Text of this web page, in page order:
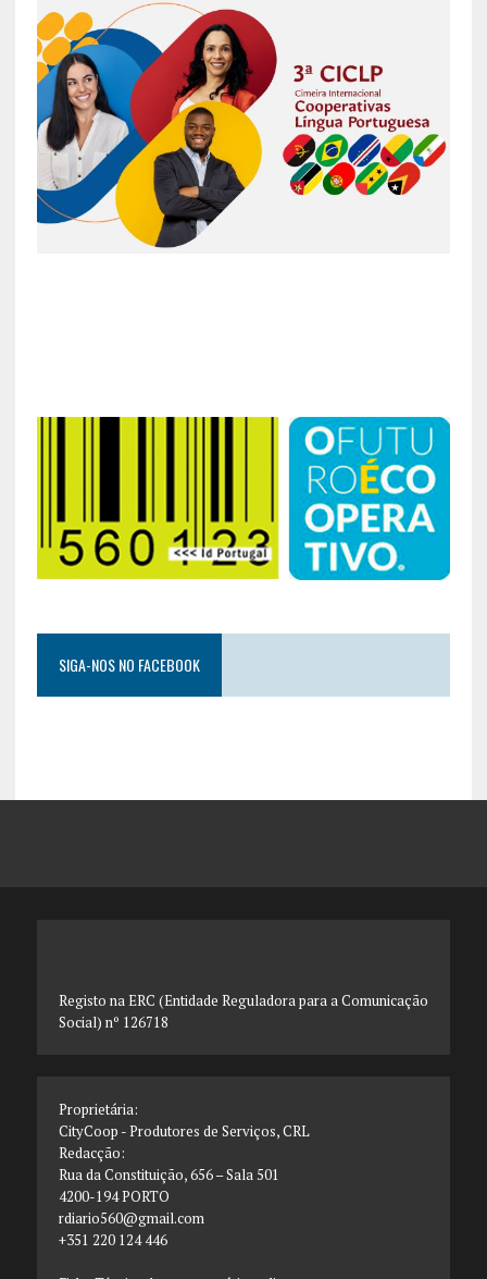
SIGA-NOS NO FACEBOOK
Registo na ERC (Entidade Reguladora para a Comunicação
Social) nº 126718
Proprietária:
CityCoop - Produtores de Serviços, CRL
Redacção:
Rua da Constituição, 656 – Sala 501
4200-194 PORTO
rdiario560@gmail.com
+351 220 124 446